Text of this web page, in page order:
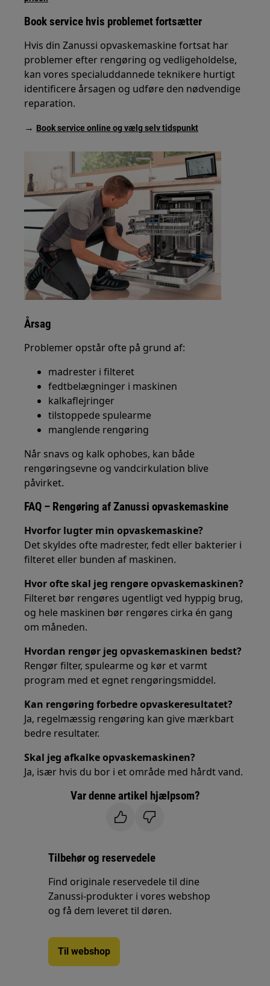
Book service hvis problemet fortsætter
Hvis din Zanussi opvaskemaskine fortsat har
problemer efter rengøring og vedligeholdelse,
kan vores specialuddannede teknikere hurtigt
identificere årsagen og udføre den nødvendige
reparation.
→ Book service online og vælg selv tidspunkt
Årsag
Problemer opstår ofte på grund af:
madrester i filteret
fedtbelægninger i maskinen
kalkaflejringer
tilstoppede spulearme
manglende rengøring
Når snavs og kalk ophobes, kan både
rengøringsevne og vandcirkulation blive
påvirket.
FAQ – Rengøring af Zanussi opvaskemaskine
Hvorfor lugter min opvaskemaskine?
Det skyldes ofte madrester, fedt eller bakterier i
filteret eller bunden af maskinen.
Hvor ofte skal jeg rengøre opvaskemaskinen?
Filteret bør rengøres ugentligt ved hyppig brug,
og hele maskinen bør rengøres cirka én gang
om måneden.
Hvordan rengør jeg opvaskemaskinen bedst?
Rengør filter, spulearme og kør et varmt
program med et egnet rengøringsmiddel.
Kan rengøring forbedre opvaskeresultatet?
Ja, regelmæssig rengøring kan give mærkbart
bedre resultater.
Skal jeg afkalke opvaskemaskinen?
Ja, især hvis du bor i et område med hårdt vand.
Var denne artikel hjælpsom?
Tilbehør og reservedele
Find originale reservedele til dine
Zanussi-produkter i vores webshop
og få dem leveret til døren.
Til webshop